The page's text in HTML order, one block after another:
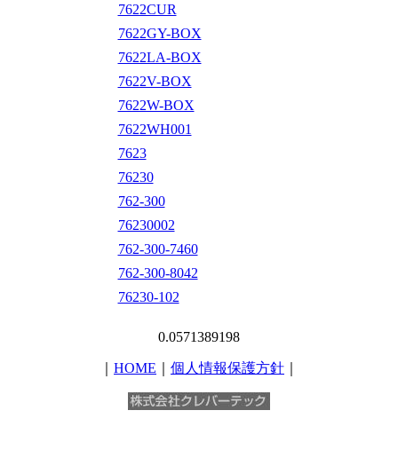
7622CUR
7622GY-BOX
7622LA-BOX
7622V-BOX
7622W-BOX
7622WH001
7623
76230
762-300
76230002
762-300-7460
762-300-8042
76230-102
0.0571389198
HOME 個人情報保護方針